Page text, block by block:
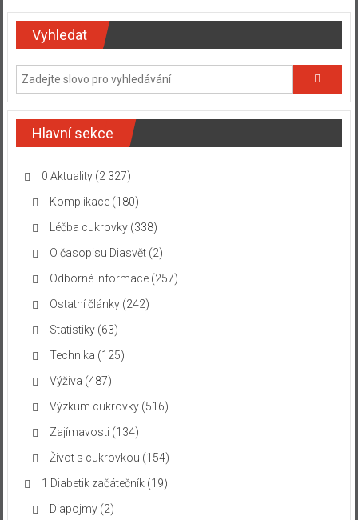
Vyhledat
Hlavní sekce
0 Aktuality(2 327)
Komplikace(180)
Léčba cukrovky(338)
O časopisu Diasvět(2)
Odborné informace(257)
Ostatní články(242)
Statistiky(63)
Technika (125)
Výživa (487)
Výzkum cukrovky(516)
Zajímavosti (134)
Život s cukrovkou (154)
1 Diabetik začátečník(19)
Diapojmy(2)